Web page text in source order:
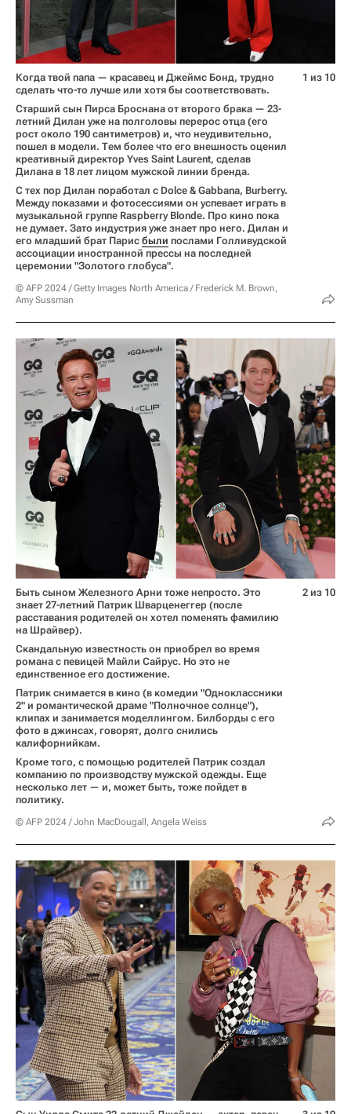
Когда твой папа — красавец и Джеймс Бонд, трудно
сделать что-то лучше или хотя бы соответствовать.
Старший сын Пирса Броснана от второго брака — 23-
летний Дилан уже на полголовы перерос отца (его
рост около 190 сантиметров) и, что неудивительно,
пошел в модели. Тем более что его внешность оценил
креативный директор Yves Saint Laurent, сделав
Дилана в 18 лет лицом мужской линии бренда.
С тех пор Дилан поработал с Dolce & Gabbana, Burberry.
Между показами и фотосессиями он успевает играть в
музыкальной группе Raspberry Blonde. Про кино пока
не думает. Зато индустрия уже знает про него. Дилан и
его младший брат Парис были послами Голливудской
ассоциации иностранной прессы на последней
церемонии "Золотого глобуса".
© AFP 2024 / Getty Images North America / Frederick M. Brown,
Amy Sussman
1 из 10
Быть сыном Железного Арни тоже непросто. Это
знает 27-летний Патрик Шварценеггер (после
расставания родителей он хотел поменять фамилию
на Шрайвер).
Скандальную известность он приобрел во время
романа с певицей Майли Сайрус. Но это не
единственное его достижение.
Патрик снимается в кино (в комедии "Одноклассники
2" и романтической драме "Полночное солнце"),
клипах и занимается моделлингом. Билборды с его
фото в джинсах, говорят, долго снились
калифорнийкам.
Кроме того, с помощью родителей Патрик создал
компанию по производству мужской одежды. Еще
несколько лет — и, может быть, тоже пойдет в
политику.
© AFP 2024 / John MacDougall, Angela Weiss
2 из 10